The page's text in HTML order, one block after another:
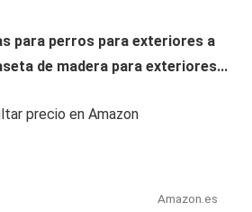
para perros para exteriores a
de madera para exteriores...
precio en Amazon
Amazon.es